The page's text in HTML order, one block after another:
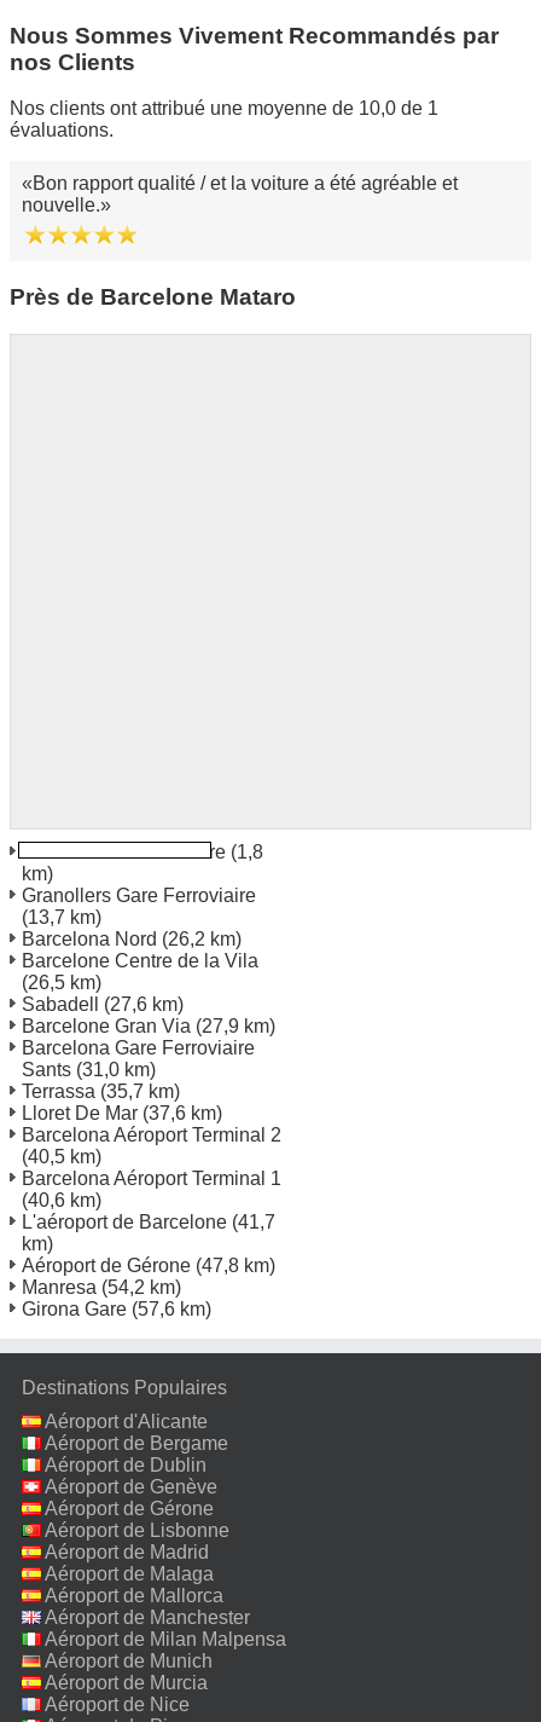
Nous Sommes Vivement Recommandés par
nos Clients
Nos clients ont attribué une moyenne de 10,0 de 1
évaluations.
Bon rapport qualité / et la voiture a été agréable et
nouvelle.
Près de Barcelone Mataro
Mataró Gare Ferroviaire (1,8
km)
Granollers Gare Ferroviaire
(13,7 km)
Barcelona Nord (26,2 km)
Barcelone Centre de la Vila
(26,5 km)
Sabadell
(27,6 km)
Barcelone Gran Via (27,9 km)
Barcelona Gare Ferroviaire
Sants (31,0 km)
Terrassa (35,7 km)
Lloret De Mar (37,6 km)
Barcelona Aéroport Terminal 2
(40,5 km)
Barcelona Aéroport Terminal 1
(40,6 km)
L'aéroport de Barcelone (41,7
km)
Aéroport de Gérone (47,8 km)
Manresa (54,2 km)
Girona Gare (57,6 km)
Destinations Populaires
Aéroport d'Alicante
Aéroport de Bergame
Aéroport de Dublin
Aéroport de Genève
Aéroport de Gérone
Aéroport de Lisbonne
Aéroport de Madrid
Aéroport de Malaga
Aéroport de Mallorca
Aéroport de Manchester
Aéroport de Milan Malpensa
Aéroport de Munich
Aéroport de Murcia
Aéroport de Nice